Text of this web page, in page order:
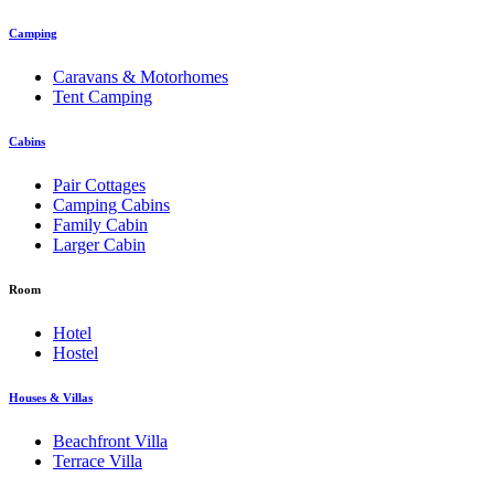
Camping
Caravans & Motorhomes
Tent Camping
Cabins
Pair Cottages
Camping Cabins
Family Cabin
Larger Cabin
Room
Hotel
Hostel
Houses & Villas
Beachfront Villa
Terrace Villa